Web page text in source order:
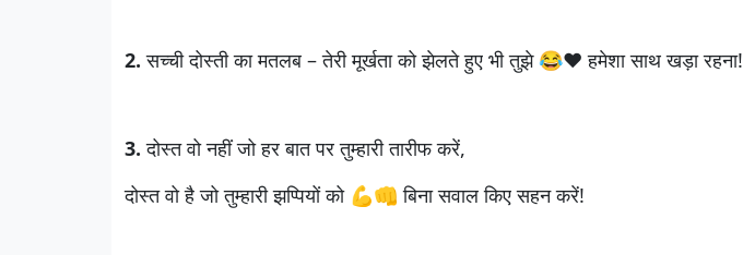
2.सच्ची दोस्ती का मतलब – तेरी मूर्खता को झेलते हुए भी तुझे 😂❤️ हमेशा साथ खड़ा रहना!
3.दोस्त वो नहीं जो हर बात पर तुम्हारी तारीफ करें,
दोस्त वो है जो तुम्हारी झप्पियों को 💪👊 बिना सवाल किए सहन करें!